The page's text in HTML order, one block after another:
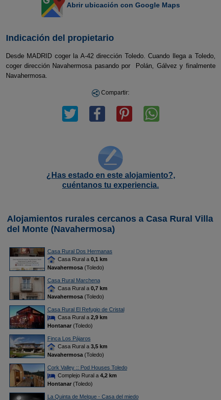
Abrir ubicación con Google Maps
Indicación del propietario
Desde MADRID coger la A-42 dirección Toledo. Cuando llega a Toledo,
coger dirección Navahermosa pasando por Polán, Gálvez y finalmente
Navahermosa.
Compartir:
¿Has estado en este alojamiento?,
cuéntanos tu experiencia.
Alojamientos rurales cercanos a Casa Rural Villa
del Monte (Navahermosa)
Casa Rural Dos Hermanas
Casa Rural a 0,1 km
Navahermosa(Toledo)
Casa Rural Marchena
Casa Rural a 0,7 km
Navahermosa(Toledo)
Casa Rural El Refugio de Cristal
Casa Rural a 2,9 km
Hontanar(Toledo)
Finca Los Pájaros
Casa Rural a 3,5 km
Navahermosa(Toledo)
Cork Valley :: Pod Houses Toledo
Complejo Rural a 4,2 km
Hontanar(Toledo)
La Quinta de Melque - Casa del miedo